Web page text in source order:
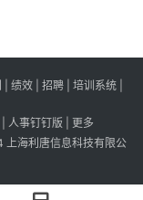
绩效 招聘 | 培训系统 |
人事钉钉版
更多
海利唐信息科技有限公